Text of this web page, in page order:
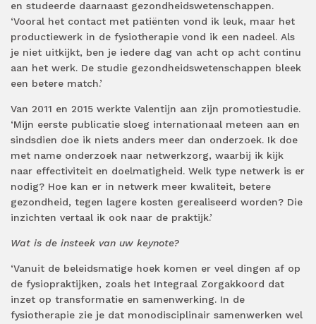
en studeerde daarnaast gezondheidswetenschappen.
‘Vooral het contact met patiënten vond ik leuk, maar het
productiewerk in de fysiotherapie vond ik een nadeel. Als
je niet uitkijkt, ben je iedere dag van acht op acht continu
aan het werk. De studie gezondheidswetenschappen bleek
een betere match.’
Van 2011 en 2015 werkte Valentijn aan zijn promotiestudie.
‘Mijn eerste publicatie sloeg internationaal meteen aan en
sindsdien doe ik niets anders meer dan onderzoek. Ik doe
met name onderzoek naar netwerkzorg, waarbij ik kijk
naar effectiviteit en doelmatigheid. Welk type netwerk is er
nodig? Hoe kan er in netwerk meer kwaliteit, betere
gezondheid, tegen lagere kosten gerealiseerd worden? Die
inzichten vertaal ik ook naar de praktijk.’
Wat is de insteek van uw keynote?
‘Vanuit de beleidsmatige hoek komen er veel dingen af op
de fysiopraktijken, zoals het Integraal Zorgakkoord dat
inzet op transformatie en samenwerking. In de
fysiotherapie zie je dat monodisciplinair samenwerken wel